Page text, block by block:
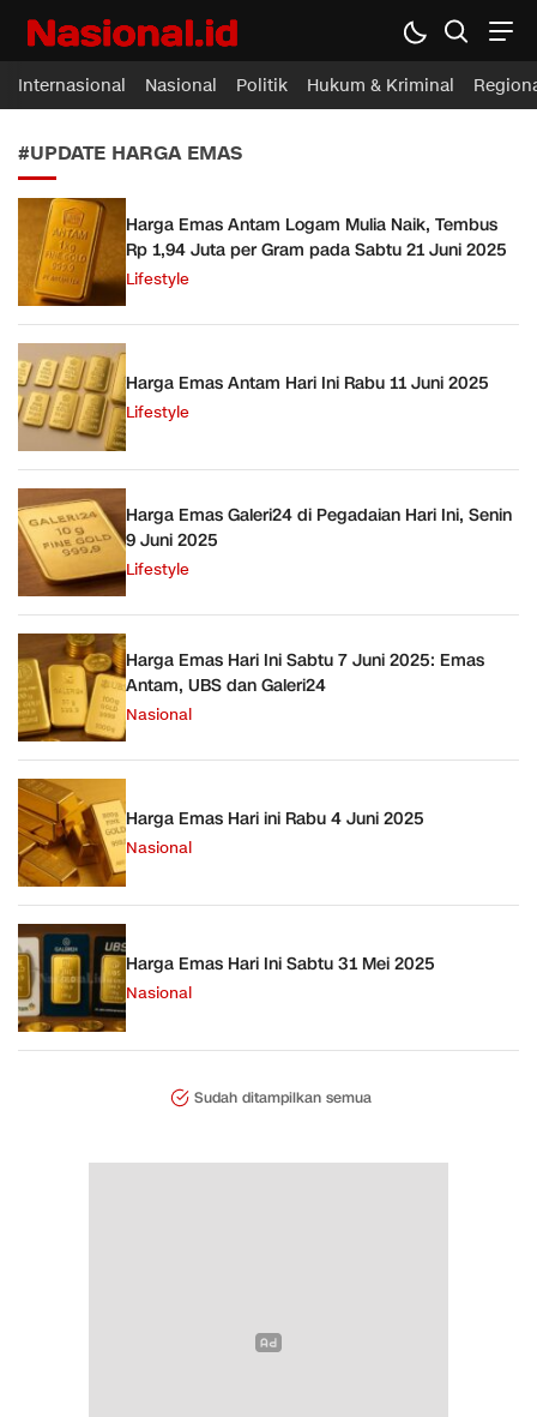
Nasional.id
Membawa Inspirasi Untuk Indonesia
Internasional Nasional Politik Hukum & Kriminal
#UPDATE HARGA EMAS
Harga Emas Antam Logam Mulia Naik, Tembus
Rp 1,94 Juta per Gram pada Sabtu 21 Juni 2025
Lifestyle
Harga Emas Antam Hari Ini Rabu 11 Juni 2025
Lifestyle
Harga Emas Galeri24 di Pegadaian Hari Ini, Senin
9 Juni 2025
Lifestyle
Harga Emas Hari Ini Sabtu 7 Juni 2025: Emas
Antam, UBS dan Galeri24
Nasional
Harga Emas Hari ini Rabu 4 Juni 2025
Nasional
Harga Emas Hari Ini Sabtu 31 Mei 2025
Nasional
Sudah ditampilkan semua